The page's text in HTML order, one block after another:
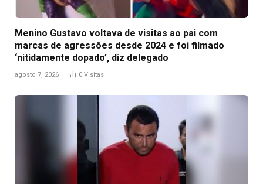
Menino Gustavo voltava de visitas ao pai com
marcas de agressões desde 2024 e foi filmado
‘nitidamente dopado’, diz delegado
agosto 7, 2026 0 Visitas